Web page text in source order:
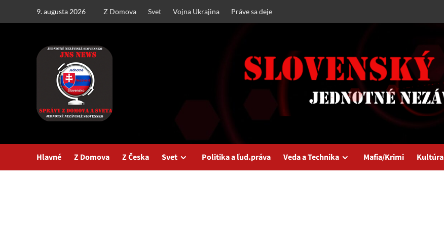
9. augusta 2026 Z Domova Svet Vojna Ukrajina Práve sa deje
Hlavné Z Domova Z Česka Svet Politika a ľud.práva Veda a Technika Mafia/Krimi Kultúra